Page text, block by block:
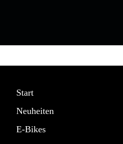
Start
Neuheiten
E-Bikes